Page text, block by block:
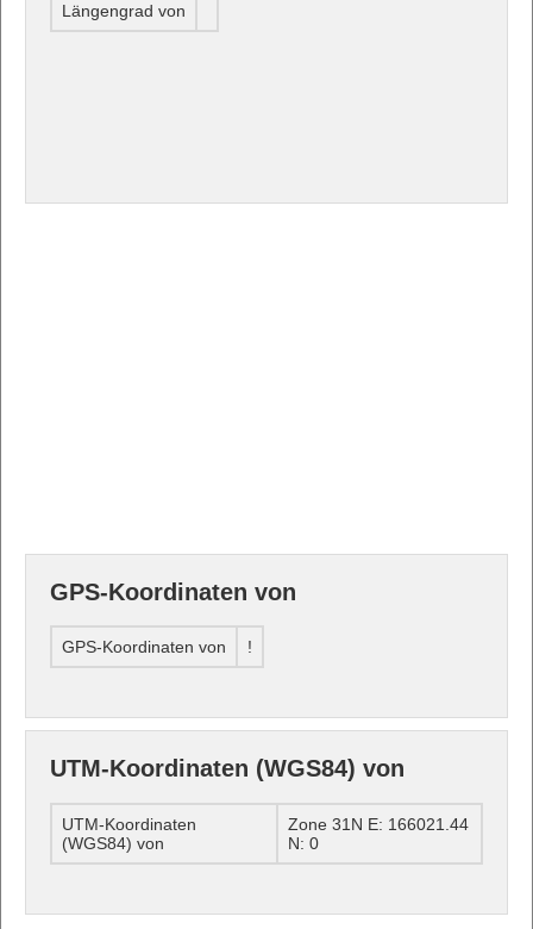
Längengrad von
GPS-Koordinaten von
GPS-Koordinaten von !
UTM-Koordinaten (WGS84) von
UTM-Koordinaten
(WGS84) von
Zone 31N E: 166021.44
N: 0